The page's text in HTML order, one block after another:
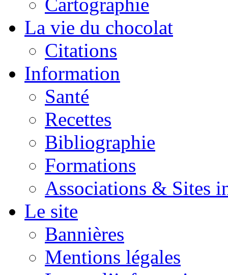
La vie du chocolat
Citations
Information
Santé
Recettes
Bibliographie
Formations
Associations & Sites
Le site
Bannières
Mentions légales